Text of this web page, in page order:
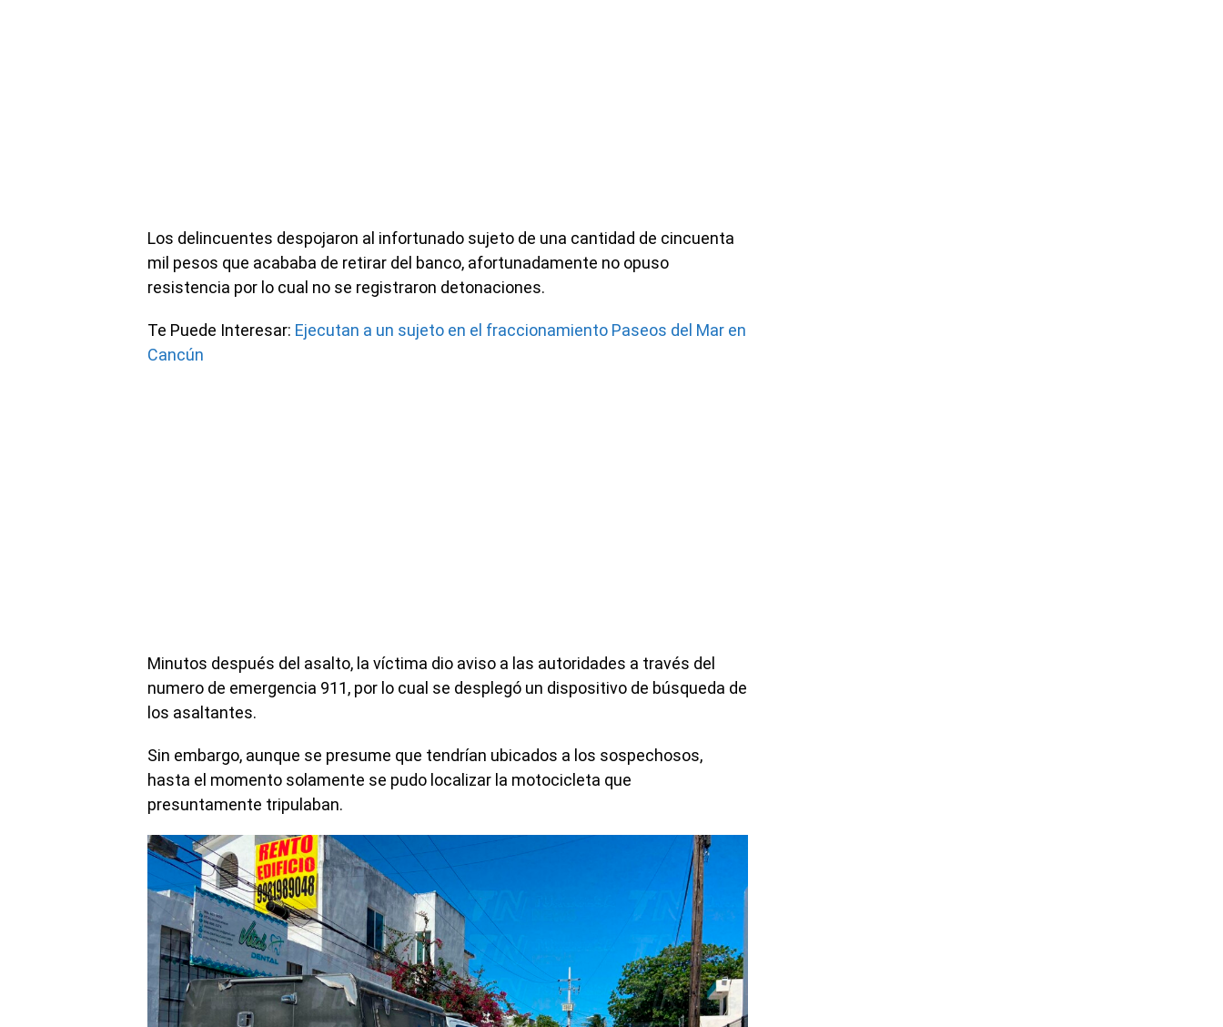
Los delincuentes despojaron al infortunado sujeto de una cantidad de cincuenta
mil pesos que acababa de retirar del banco, afortunadamente no opuso
resistencia por lo cual no se registraron detonaciones.
Te Puede Interesar: Ejecutan a un sujeto en el fraccionamiento Paseos del Mar en
Cancún
Minutos después del asalto, la víctima dio aviso a las autoridades a través del
numero de emergencia 911, por lo cual se desplegó un dispositivo de búsqueda de
los asaltantes.
Sin embargo, aunque se presume que tendrían ubicados a los sospechosos,
hasta el momento solamente se pudo localizar la motocicleta que
presuntamente tripulaban.